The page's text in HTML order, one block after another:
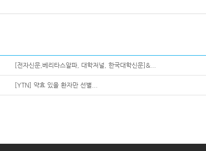
[전자신문,베리타스알파, 대학저널, 한국대학신문]&...
[YTN] 약효 있을 환자만 선별...